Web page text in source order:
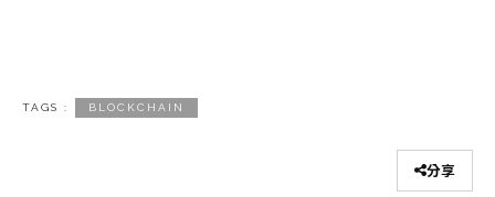
TAGS : BLOCKCHAIN
分享